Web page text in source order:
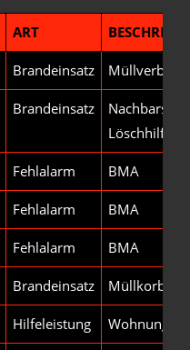
ART
Brandeinsatz
Brandeinsatz
Löschhilfe
Fehlalarm BMA
Fehlalarm BMA
Fehlalarm BMA
Brandeinsatz Müllkorb
Hilfeleistung